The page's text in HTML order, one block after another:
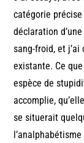
catégorie
déclaration
sang-froid, et
existante. Ce
espèce de
accomplie,
se situerait